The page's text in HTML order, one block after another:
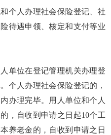
人办理社会保险登记、社
待遇申领、核定和支付等业
位在登记管理机关办理登
个人办理社会保险登记的，
办理完毕。用人单位和个人
，自收到申请之日起10个工
养老金的，自收到申请之日